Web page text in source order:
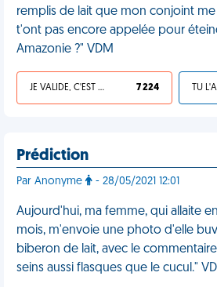
remplis de lait que mon conjoint
t'ont pas encore appelée pour
Amazonie ?" VDM
JE VALIDE, C'EST UNE VDM 7 224
Prédiction
Par Anonyme - 28/05/2021 12:01
Aujourd'hui, ma femme, qui allaite
mois, m'envoie une photo d'elle
biberon de lait, avec le
seins aussi flasques que le cucul."